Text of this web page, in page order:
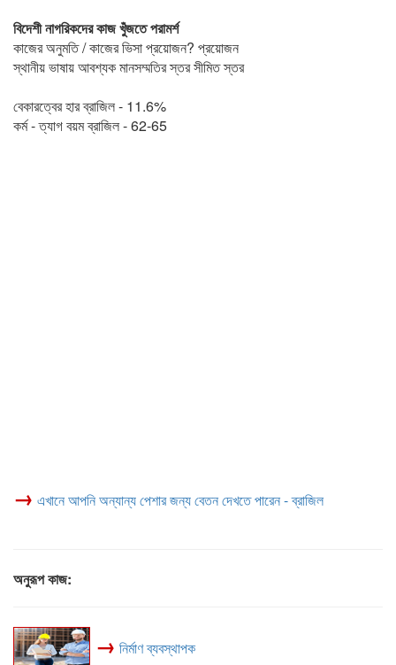
বিদেশী নাগরিকদের কাজ খুঁজতে পরামর্শ
কাজের অনুমতি / কাজের ভিসা প্রয়োজন? প্রয়োজন
স্থানীয় ভাষায় আবশ্যক মানসম্মতির স্তর সীমিত স্তর
বেকারত্বের হার ব্রাজিল - 11.6%
কর্ম - ত্যাগ বয়ম ব্রাজিল - 62-65
→ এখানে আপনি অন্যান্য পেশার জন্য বেতন দেখতে পারেন - ব্রাজিল
অনুরূপ কাজ:
→ নির্মাণ ব্যবস্থাপক